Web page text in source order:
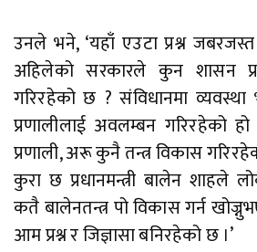
उनले भने, ‘यहाँ एउटा प्रश्न
अहिलेको सरकारले कुन शासन
गरिरहेको छ ? संविधानमा
प्रणालीलाई अवलम्बन गरिरहेको
प्रणाली, अरू कुनै तन्त्र विकास
कुरा छ प्रधानमन्त्री बालेन शाहले
कतै बालेनतन्त्र पो विकास गर्न
आम प्रश्न र जिज्ञासा बनिरहेको छ ।’